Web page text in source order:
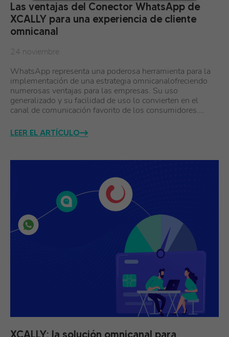
Las ventajas del Conector WhatsApp de
XCALLY para una experiencia de cliente
omnicanal
24 noviembre
WhatsApp representa una poderosa herramienta para la
implementación de una estrategia omnicanalofreciendo
numerosas ventajas para las empresas. Su uso
generalizado y su facilidad de uso lo convierten en el
canal de comunicación favorito de los consumidores.…
LEER EL ARTÍCULO
XCALLY: la solución omnicanal para